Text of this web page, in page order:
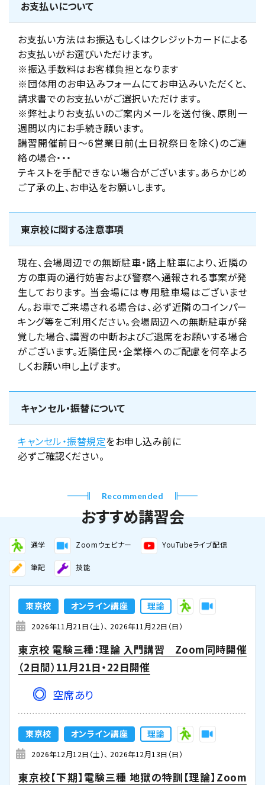
お支払いについて
お支払い方法はお振込もしくはクレジットカードによる
お支払いがお選びいただけます。
※振込手数料はお客様負担となります
※団体用のお申込みフォームにてお申込みいただくと、
請求書でのお支払いがご選択いただけます。
※弊社よりお支払いのご案内メールを送付後、原則一
週間以内にお手続き願います。
講習開催前日～6営業日前(土日祝祭日を除く)のご連
絡の場合・・・
テキストを手配できない場合がございます。あらかじめ
ご了承の上、お申込をお願いします。
東京校に関する注意事項
現在、会場周辺での無断駐車・路上駐車により、近隣の
方の車両の通行妨害および警察へ通報される事案が発
生しております。 当会場には専用駐車場はございませ
ん。お車でご来場される場合は、必ず近隣のコインパー
キング等をご利用ください。会場周辺への無断駐車が発
覚した場合、講習の中断およびご退席をお願いする場合
がございます。近隣住民・企業様へのご配慮を何卒よろ
しくお願い申し上げます。
キャンセル・振替について
キャンセル・振替規定をお申し込み前に
必ずご確認ください。
Recommended
おすすめ講習会
通学 Zoomウェビナー YouTubeライブ配信
筆記 技能
東京校 オンライン講座 理論
2026年11月21日（土） 2026年11月22日（日）
東京校 電験三種：理論 入門講習 Zoom同時開催
（2日間）11月21日・22日開催
空席あり
東京校 オンライン講座 理論
2026年12月12日（土） 2026年12月13日（日）
東京校【下期】電験三種 地獄の特訓【理論】Zoom